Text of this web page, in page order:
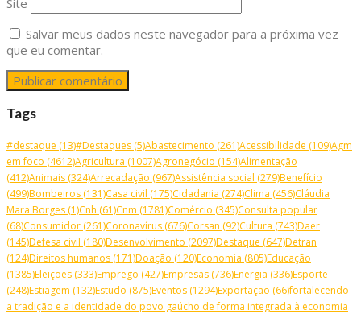
Salvar meus dados neste navegador para a próxima vez
que eu comentar.
Tags
#destaque (13)#Destaques (5)Abastecimento (261)Acessibilidade (109)Agm
em foco (4612)Agricultura (1007)Agronegócio (154)Alimentação
(412)Animais (324)Arrecadação (967)Assistência social (279)Benefício
(499)Bombeiros (131)Casa civil (175)Cidadania (274)Clima (456)Cláudia
Mara Borges (1)Cnh (61)Cnm (1781)Comércio (345)Consulta popular
(68)Consumidor (261)Coronavírus (676)Corsan (92)Cultura (743)Daer
(145)Defesa civil (180)Desenvolvimento (2097)Destaque (647)Detran
(124)Direitos humanos (171)Doação (120)Economia (805)Educação
(1385)Eleições (333)Emprego (427)Empresas (736)Energia (336)Esporte
(248)Estiagem (132)Estudo (875)Eventos (1294)Exportação (66)fortalecendo
a tradição e a identidade do povo gaúcho de forma integrada à economia